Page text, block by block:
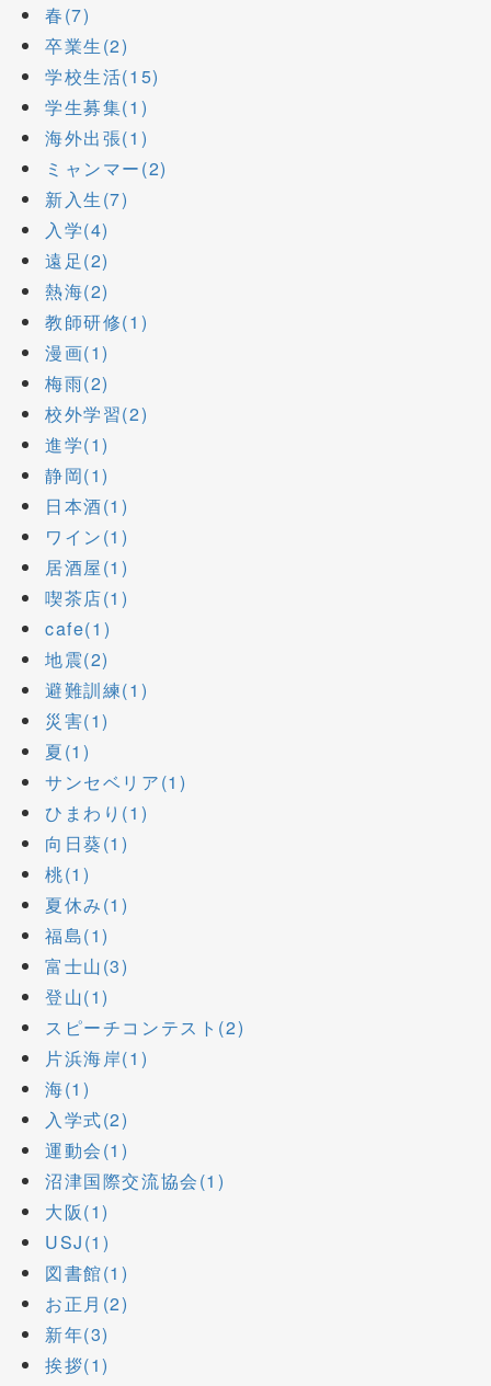
春(7)
卒業生(2)
学校生活(15)
学生募集(1)
海外出張(1)
ミャンマー(2)
新入生(7)
入学(4)
遠足(2)
熱海(2)
教師研修(1)
漫画(1)
梅雨(2)
校外学習(2)
進学(1)
静岡(1)
日本酒(1)
ワイン(1)
居酒屋(1)
喫茶店(1)
cafe(1)
地震(2)
避難訓練(1)
災害(1)
夏(1)
サンセベリア(1)
ひまわり(1)
向日葵(1)
桃(1)
夏休み(1)
福島(1)
富士山(3)
登山(1)
スピーチコンテスト(2)
片浜海岸(1)
海(1)
入学式(2)
運動会(1)
沼津国際交流協会(1)
大阪(1)
USJ(1)
図書館(1)
お正月(2)
新年(3)
挨拶(1)